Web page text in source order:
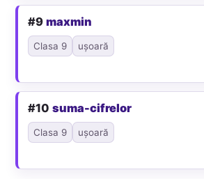
#9maxmin
Clasa 9 ușoară
#10suma-cifrelor
Clasa 9 ușoară